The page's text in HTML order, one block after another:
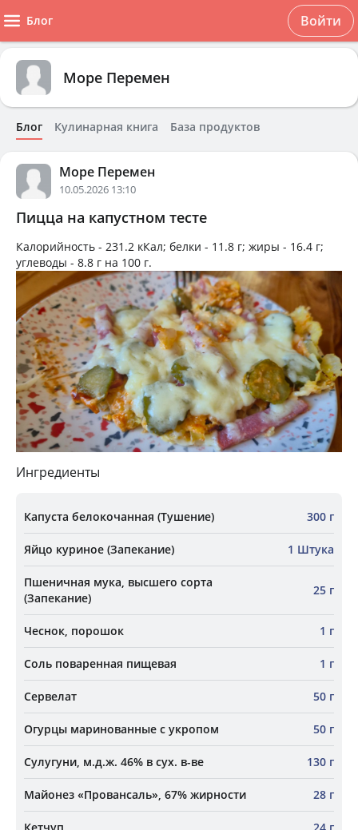
Блог Войти
Море Перемен
Блог Кулинарная книга База продуктов
Море Перемен
10.05.2026 13:10
Пицца на капустном тесте
Калорийность - 231.2 кКал; белки - 11.8 г; жиры - 16.4 г;
углеводы - 8.8 г на 100 г.
Ингредиенты
Капуста белокочанная (Тушение) 300 г
Яйцо куриное (Запекание) 1 Штука
Пшеничная мука, высшего сорта
(Запекание)
25 г
Чеснок, порошок 1 г
Соль поваренная пищевая 1 г
Сервелат 50 г
Огурцы маринованные с укропом 50 г
Сулугуни, м.д.ж. 46% в сух. в-ве 130 г
Майонез «Провансаль», 67% жирности 28 г
Кетчуп 24 г